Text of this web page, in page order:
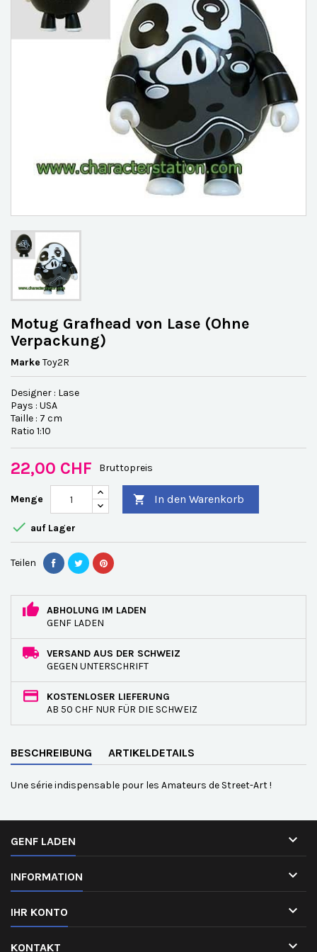
Motug Grafhead von Lase (Ohne
Verpackung)
Marke Toy2R
Designer : Lase
Pays : USA
Taille : 7 cm
Ratio 1:10
22,00 CHF Bruttopreis
Menge  In den Warenkorb
 auf Lager
Teilen
ABHOLUNG IM LADEN
GENF LADEN
VERSAND AUS DER SCHWEIZ
GEGEN UNTERSCHRIFT
KOSTENLOSER LIEFERUNG
AB 50 CHF NUR FÜR DIE SCHWEIZ
BESCHREIBUNG ARTIKELDETAILS
Une série indispensable pour les Amateurs de Street-Art !
GENF LADEN 
INFORMATION 
IHR KONTO 
KONTAKT 